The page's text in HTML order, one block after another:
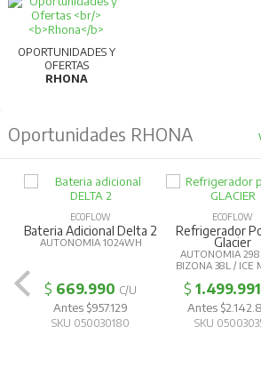
OPORTUNIDADES Y
OFERTAS
RHONA
Oportunidades RHONA
ECOFLOW
Bateria Adicional Delta 2
AUTONOMIA 1024WH
$ 669.990 C/U
Antes $957.129
SKU 050030180
ECOFLOW
Refrigerador
Glacier
AUTONOMIA
BIZONA 38L / ICE
$ 1.499.991
Antes
SKU